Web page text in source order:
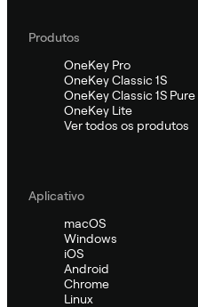
Produtos
OneKey Pro
OneKey Classic 1S
OneKey Classic 1S Pure
OneKey Lite
Ver todos os produtos
Aplicativo
macOS
Windows
iOS
Android
Chrome
Linux